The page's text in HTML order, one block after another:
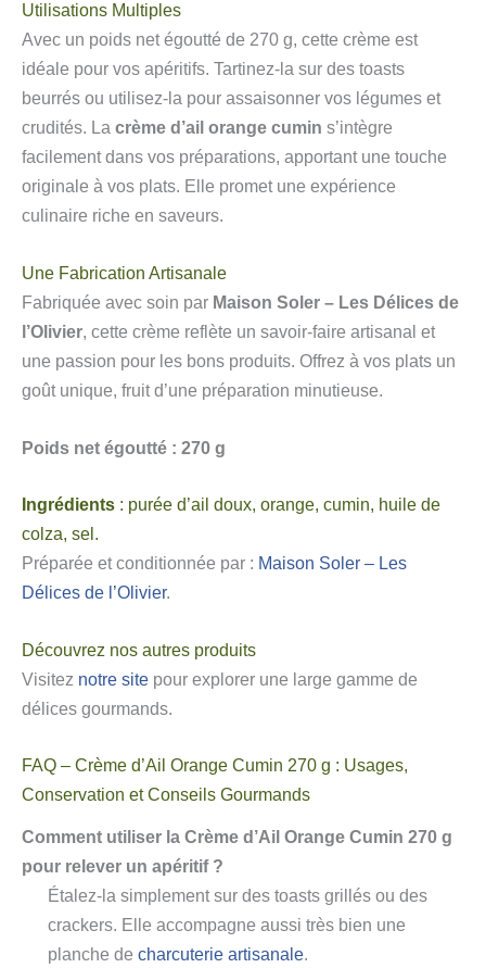
Utilisations Multiples
Avec un poids net égoutté de 270 g, cette crème est
idéale pour vos apéritifs. Tartinez-la sur des toasts
beurrés ou utilisez-la pour assaisonner vos légumes et
crudités. La crème d’ail orange cumin s’intègre
facilement dans vos préparations, apportant une touche
originale à vos plats. Elle promet une expérience
culinaire riche en saveurs.
Une Fabrication Artisanale
Fabriquée avec soin par Maison Soler – Les Délices de
l’Olivier, cette crème reflète un savoir-faire artisanal et
une passion pour les bons produits. Offrez à vos plats un
goût unique, fruit d’une préparation minutieuse.
Poids net égoutté : 270 g
Ingrédients : purée d’ail doux, orange, cumin, huile de
colza, sel.
Préparée et conditionnée par : Maison Soler – Les
Délices de l’Olivier.
Découvrez nos autres produits
Visitez notre site pour explorer une large gamme de
délices gourmands.
FAQ – Crème d’Ail Orange Cumin 270 g : Usages,
Conservation et Conseils Gourmands
Comment utiliser la Crème d’Ail Orange Cumin 270 g
pour relever un apéritif ?
Étalez-la simplement sur des toasts grillés ou des
crackers. Elle accompagne aussi très bien une
planche de charcuterie artisanale.